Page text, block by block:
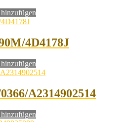
4D4178J
A2314902514